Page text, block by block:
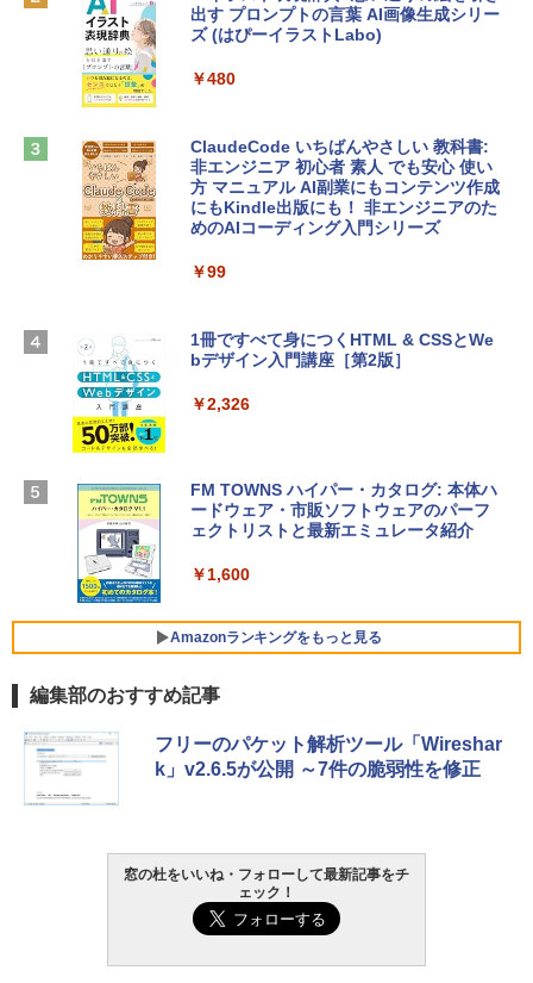
￥162,598
tomtoc 360°保護 15.6 16インチ パソコ
￥2,952
Apple 2026 MacBook Air M5チップ搭載
igence、13.6インチLiquid Retinaディ
ラ、Touch ID - ミッドナイト + 3年延長
AppleCare+ for 13インチMacBook Air
(M5)|ダウンロード版
￥347,600
【Amazon.co.jp限定】 HP ノートパソコ
ン 15-fd 15.6インチ 16GBメモリ 512GB
SSD インテル Core 5
￥129,800
FMV ノートパソコン WE1-K3 (MS 365 P
ersonal/Copilotキー搭載/Win 11/15.6型/
VWK3E15W_AZ
￥123,400
Microsoft Office Home & Business 202
4(最新 永続版)|オンラインコード版|Wind
Robloxギフトカード - 2,000 Robux 【限
定バーチャルアイテムを含む】 【オンラ
インゲームコード】 ロブロックス | オン
ラインコード版
￥3,200
Robloxギフトカード - 1000 Robux 【限
定バーチャルアイテムを含む】 【オンラ
ラインコード版
Windows版 | Minecraft (マインクラフ
ト): Java & Bedrock Edition | オンライ
出す プロンプトの言葉 AI画像生成シリー
ズ (はぴーイラストLabo)
￥480
ClaudeCode いちばんやさしい 教科書:
非エンジニア 初心者 素人 でも安心 使い
方 マニュアル AI副業にもコンテンツ作成
にもKindle出版にも！ 非エンジニアのた
めのAIコーディング入門シリーズ
￥99
1冊ですべて身につくHTML & CSSとWe
bデザイン入門講座［第2版］
￥2,326
FM TOWNS ハイパー・カタログ: 本体ハ
ードウェア・市販ソフトウェアのパーフ
ェクトリストと最新エミュレータ紹介
￥1,600
Amazonランキングをもっと見る
Amazon Kindle Paperwhite (16GB) 7イ
ンチディスプレイ、色調調節ライト、12
週間持続バッテリー、広告なし、ブラッ
Amazon Kindle - 目に優しい、かさばら
ない、大きな画面で読みやすい、6週間持
書籍リーダー、ブラック、16GB、広告な
編集部のおすすめ記事
フリーのパケット解析ツール「Wireshar
k」v2.6.5が公開 ～7件の脆弱性を修正
窓の杜をいいね・フォローして最新記事をチ
ェック！